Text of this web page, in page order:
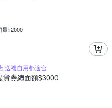
量>2000
送禮自用都適合
貨券總面額$3000